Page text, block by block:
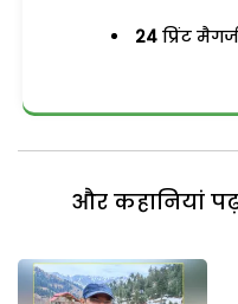
24 प्रिंट
और कहानियां